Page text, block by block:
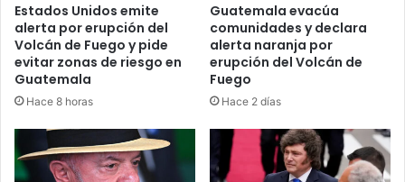
Estados Unidos emite
alerta por erupción del
Volcán de Fuego y pide
evitar zonas de riesgo en
Guatemala
Hace 8 horas
Guatemala evacúa
comunidades y declara
alerta naranja por
erupción del Volcán de
Fuego
Hace 2 días